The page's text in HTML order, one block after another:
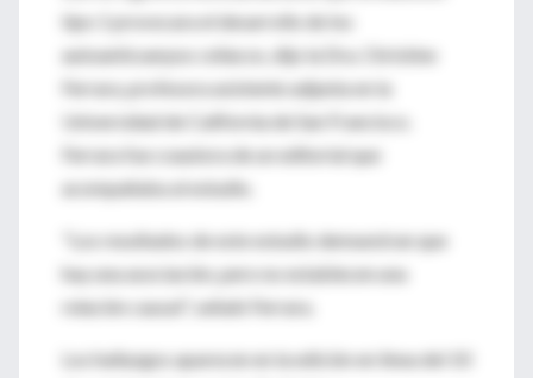
tipo 1 provocara el desarrollo de los
autoanticuerpos celíacos, dijo la Dra. Christine
Ferrara, profesora asistente adjunta en la
Universidad de California de San Francisco.
Ferrara fue coautora de un editorial que
acompañaba al estudio.
"Los resultados de este estudio demuestran que
hay una asociación, pero no establecen una
relación causal", señaló Ferrara.
Los hallazgos aparecen en la edición en línea del 10